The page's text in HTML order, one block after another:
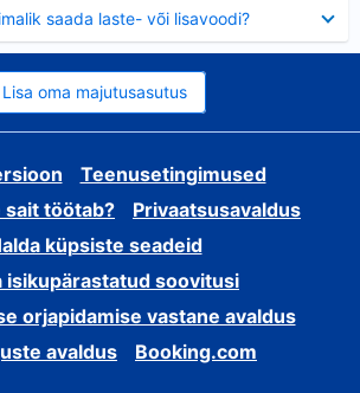
saada laste- või lisavoodi?
Lisa oma majutusasutus
Teenusetingimused
sait töötab?
Privaatsusavaldus
küpsiste seadeid
isikupärastatud soovitusi
orjapidamise vastane avaldus
avaldus
Booking.com